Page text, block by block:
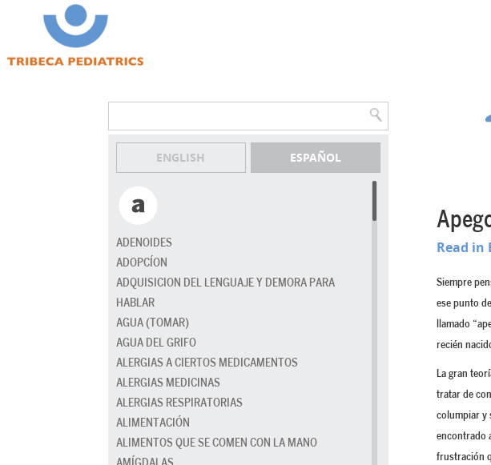
ENGLISH ESPAÑOL
ADENOIDES
ADOPCÍON
ADQUISICION DEL LENGUAJE Y DEMORA PARA
HABLAR
AGUA (TOMAR)
AGUA DEL GRIFO
ALERGIAS A CIERTOS MEDICAMENTOS
ALERGIAS MEDICINAS
ALERGIAS RESPIRATORIAS
ALIMENTACIÓN
ALIMENTOS QUE SE COMEN CON LA MANO
Read in
Siempre
ese punto
llamado
recién
La gran
tratar de
columpiar y
encontrado
frustración